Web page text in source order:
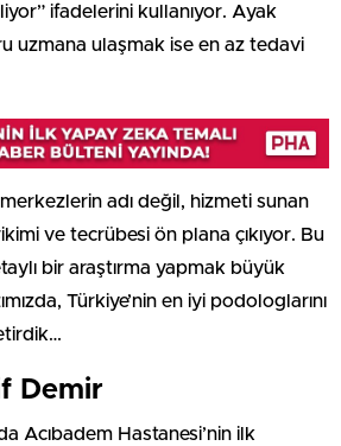
ifadelerini kullanıyor. Ayak
uzmana ulaşmak ise en az tedavi
adı değil, hizmeti sunan
ve tecrübesi ön plana çıkıyor. Bu
bir araştırma yapmak büyük
Türkiye’nin en iyi podologlarını
Demir
Acıbadem Hastanesi’nin ilk